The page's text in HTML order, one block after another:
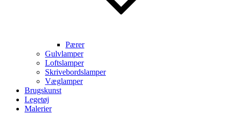
Pærer
Gulvlamper
Loftslamper
Skrivebordslamper
Væglamper
Brugskunst
Legetøj
Malerier